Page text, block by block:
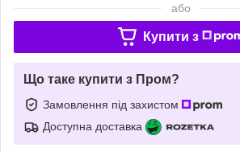
або
Купити з
Що таке купити з Пром?
Замовлення під захистом
Доступна доставка